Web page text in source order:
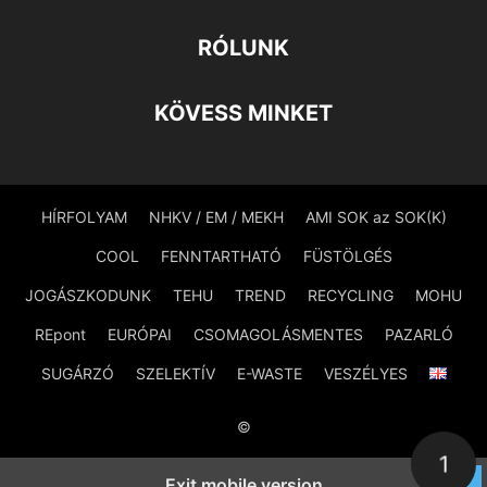
RÓLUNK
KÖVESS MINKET
HÍRFOLYAM NHKV / EM / MEKH AMI SOK az SOK(K)
COOL FENNTARTHATÓ FÜSTÖLGÉS
JOGÁSZKODUNK TEHU TREND RECYCLING MOHU
REpont EURÓPAI CSOMAGOLÁSMENTES PAZARLÓ
SUGÁRZÓ SZELEKTÍV E-WASTE VESZÉLYES
©
1